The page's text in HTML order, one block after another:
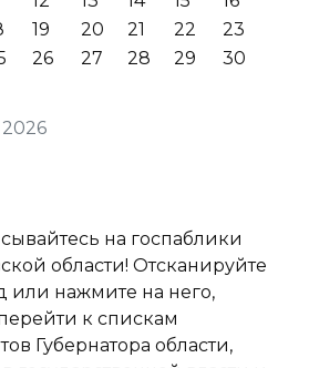
2026
19 20 21 22
23
26 27 28 29
30
на госпаблики
области! Отсканируйте
или нажмите на него,
к спискам
Губернатора области,